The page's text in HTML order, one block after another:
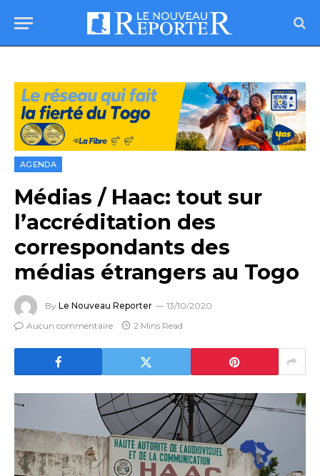
AGENDA
Médias / Haac: tout sur
l’accréditation des
correspondants des
médias étrangers au Togo
By Le Nouveau Reporter
13/10/2020
Aucun commentaire
2 Mins Read